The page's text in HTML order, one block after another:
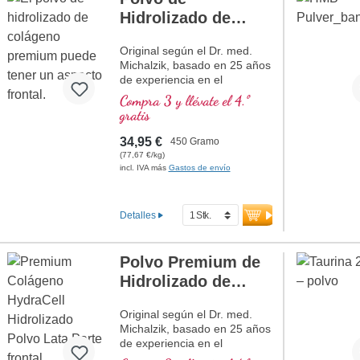
Sellado libre de aluminio
más información sobre L-
Hidrolizado de
NOVEDAD
Original según el Dr. med.
Michalzik, basado en 25 años
de experiencia en el
desarrollo de sustancias
naturales de alta calidad.
10 g de colágeno hidrolizado
de alta pureza con más del
99 % de péptidos de
colágeno por dosis diaria.
prolina y 22,5 % de glicina, un
perfil de aminoácidos de alta
Sabor neutro
Colágeno hidrolizado
premium con péptidos de
procedentes de bovinos
criados en pastoreo (grass-
fed). El tamaño molecular
Compra 3 y llévate el 4.º
gratis
34,95 € 450 Gramo
(77,67 €/kg)
incl. IVA más Gastos de envío
Detalles
Polvo Premium de
Hidrolizado de
NOVEDAD
Original según el Dr. med.
Michalzik, basado en 25 años
de experiencia en el